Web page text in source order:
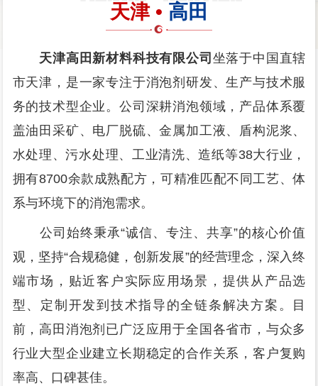
天津 • 高田
天津高田新材料科技有限公司 坐落于中国直辖
市天津，是一家专注于消泡剂研发、生产与技术服
务的技术型企业。公司深耕消泡领域，产品体系覆
盖油田采矿、电厂脱硫、金属加工液、盾构泥浆、
水处理、污水处理、工业清洗、造纸等38大行业，
拥有8700余款成熟配方，可精准匹配不同工艺、体
系与环境下的消泡需求。
公司始终秉承“诚信、专注、共享”的核心价值
观，坚持“合规稳健，创新发展”的经营理念，深入终
端市场，贴近客户实际应用场景，提供从产品选
型、定制开发到技术指导的全链条解决方案。目
前，高田消泡剂已广泛应用于全国各省市，与众多
行业大型企业建立长期稳定的合作关系，客户复购
率高、口碑甚佳。